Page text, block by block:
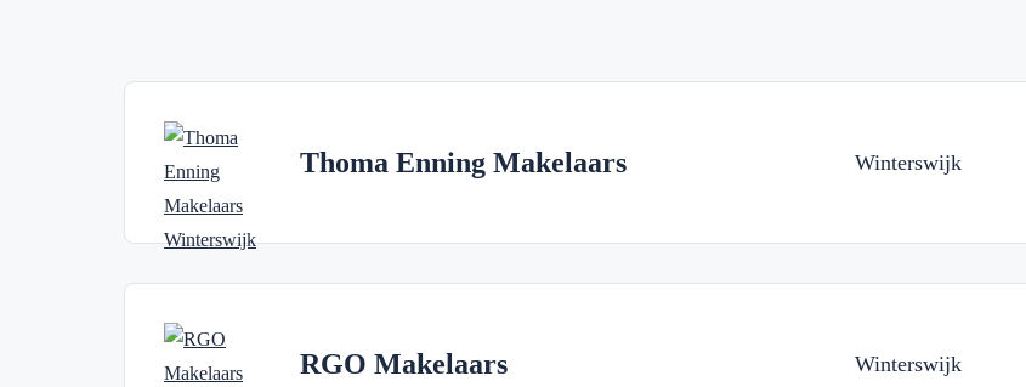
Thoma Enning Makelaars Winterswijk
RGO Makelaars Winterswijk